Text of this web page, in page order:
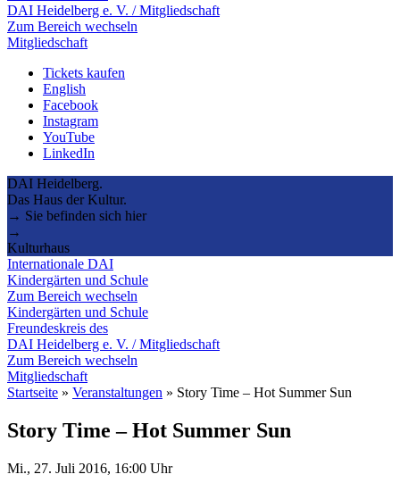
DAI Heidelberg e. V. / Mitgliedschaft
Zum Bereich wechseln
Mitgliedschaft
Tickets kaufen
English
Facebook
Instagram
YouTube
LinkedIn
DAI Heidelberg.
Das Haus der Kultur.
→ Sie befinden sich hier
→
Kulturhaus
Internationale DAI
Kindergärten und Schule
Zum Bereich wechseln
Kindergärten und Schule
Freundeskreis des
DAI Heidelberg e. V. / Mitgliedschaft
Zum Bereich wechseln
Mitgliedschaft
Startseite » Veranstaltungen » Story Time – Hot Summer Sun
Story Time – Hot Summer Sun
Mi., 27. Juli 2016, 16:00 Uhr